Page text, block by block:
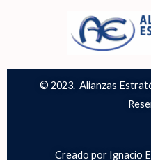
© 2023. Alianzas
Creado por Ignacio